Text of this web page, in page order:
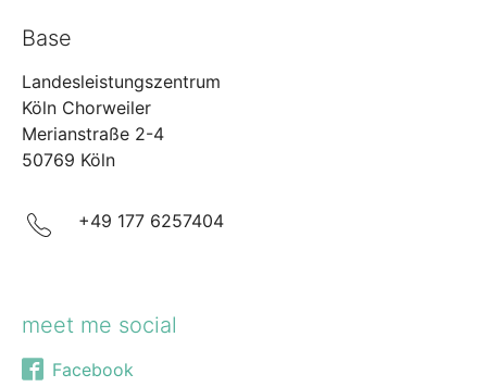
Base
Landesleistungszentrum
Köln Chorweiler
Merianstraße 2-4
50769 Köln
+49 177 6257404
meet me social
Facebook